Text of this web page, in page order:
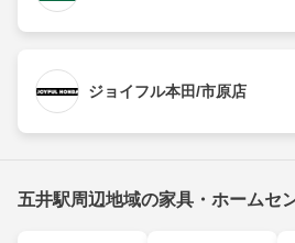
ジョイフル本田/市原店
五井駅周辺地域の家具・ホームセ